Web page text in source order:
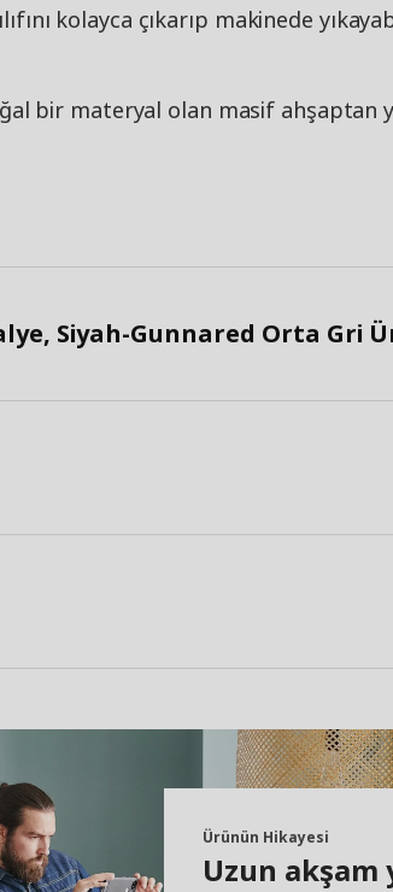
kolayca çıkarıp makinede
bir materyal olan masif ahşaptan
Siyah-Gunnared Orta Gri
Ürünün Hikayesi
Uzun